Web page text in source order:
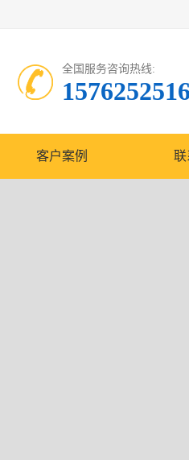
全国服务咨询热线:
客户案例 联